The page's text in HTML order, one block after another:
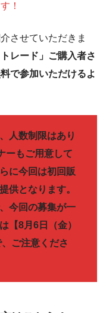
！
させていただきま
レード」ご購入者さ
で参加いただけるよ
人数制限はあり
ーもご用意して
に今回は初回販
供となります。
今回の募集が一
【8月6日（金）
ご注意くださ